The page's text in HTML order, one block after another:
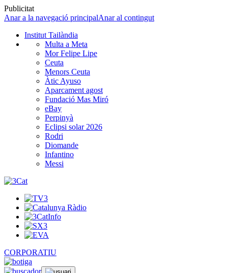
Publicitat
Anar a la navegació principalAnar al contingut
Institut Tailàndia
Multa a Meta
Mor Felipe Lipe
Ceuta
Menors Ceuta
Àtic Ayuso
Aparcament agost
Fundació Mas Miró
eBay
Perpinyà
Eclipsi solar 2026
Rodri
Diomande
Infantino
Messi
CORPORATIU